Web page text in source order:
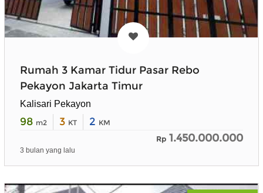
Rumah 3 Kamar Tidur Pasar Rebo
Pekayon Jakarta Timur
Kalisari Pekayon
98 m2 3 KT 2 KM
Rp 1.450.000.000
3 bulan yang lalu